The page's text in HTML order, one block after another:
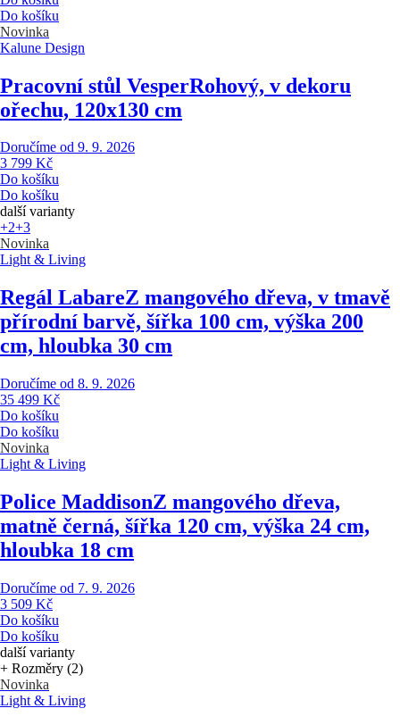
Do košíku
Novinka
Kalune Design
Pracovní stůl VesperRohový, v dekoru
ořechu, 120x130 cm
Doručíme od 9. 9. 2026
3 799 Kč
Do košíku
Do košíku
další varianty
+2+3
Novinka
Light & Living
Regál LabareZ mangového dřeva, v tmavě
přírodní barvě, šířka 100 cm, výška 200
cm, hloubka 30 cm
Doručíme od 8. 9. 2026
35 499 Kč
Do košíku
Do košíku
Novinka
Light & Living
Police MaddisonZ mangového dřeva,
matně černá, šířka 120 cm, výška 24 cm,
hloubka 18 cm
Doručíme od 7. 9. 2026
3 509 Kč
Do košíku
Do košíku
další varianty
+ Rozměry (2)
Novinka
Light & Living